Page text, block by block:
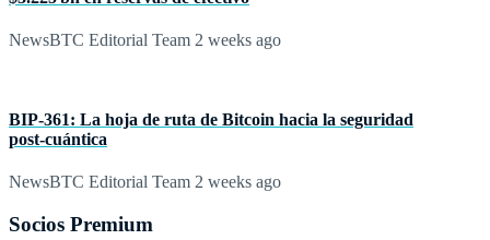
NewsBTC Editorial Team 2 weeks ago
BIP‑361: La hoja de ruta de Bitcoin hacia la seguridad
post‑cuántica
NewsBTC Editorial Team 2 weeks ago
Socios Premium